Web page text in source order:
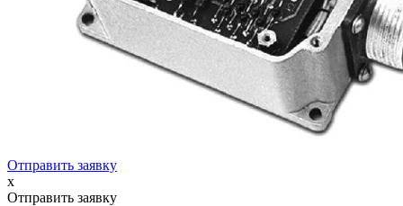
Отправить заявку
x
Отправить заявку